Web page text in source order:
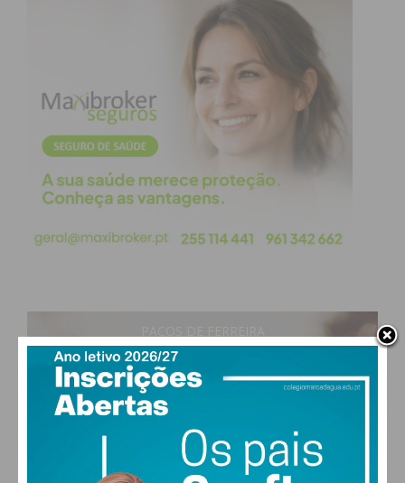
Imediato
Assine nossa newsletter por e-mail e
obtenha de forma regular a informação
atualizada.
condições
17°
clear sky
83% humidade